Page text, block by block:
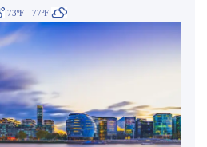
73ºF - 77ºF